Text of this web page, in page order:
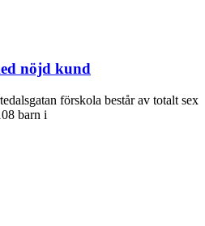
nöjd kund
förskola består av totalt sex
barn i